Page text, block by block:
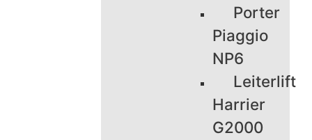
Porter
Piaggio
NP6
Leiterlift
Harrier
G2000